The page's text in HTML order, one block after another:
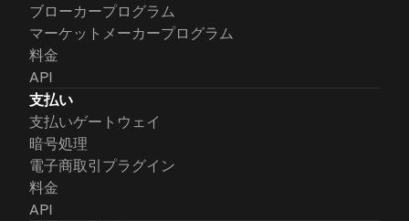
ブローカープログラム
マーケットメーカープログラム
料金
API
支払い
支払いゲートウェイ
暗号処理
電子商取引プラグイン
料金
API